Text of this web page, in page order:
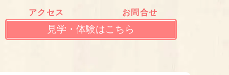
アクセス お問合せ
見学・体験はこちら